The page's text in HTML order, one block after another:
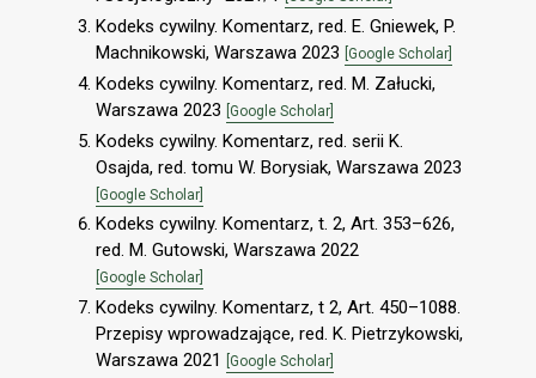
Kodeks cywilny. Komentarz, red. E. Gniewek, P.
Machnikowski, Warszawa 2023 [Google Scholar]
Kodeks cywilny. Komentarz, red. M. Załucki,
Warszawa 2023 [Google Scholar]
Kodeks cywilny. Komentarz, red. serii K.
Osajda, red. tomu W. Borysiak, Warszawa 2023
[Google Scholar]
Kodeks cywilny. Komentarz, t. 2, Art. 353–626,
red. M. Gutowski, Warszawa 2022
[Google Scholar]
Kodeks cywilny. Komentarz, t 2, Art. 450–1088.
Przepisy wprowadzające, red. K. Pietrzykowski,
Warszawa 2021
[Google Scholar]